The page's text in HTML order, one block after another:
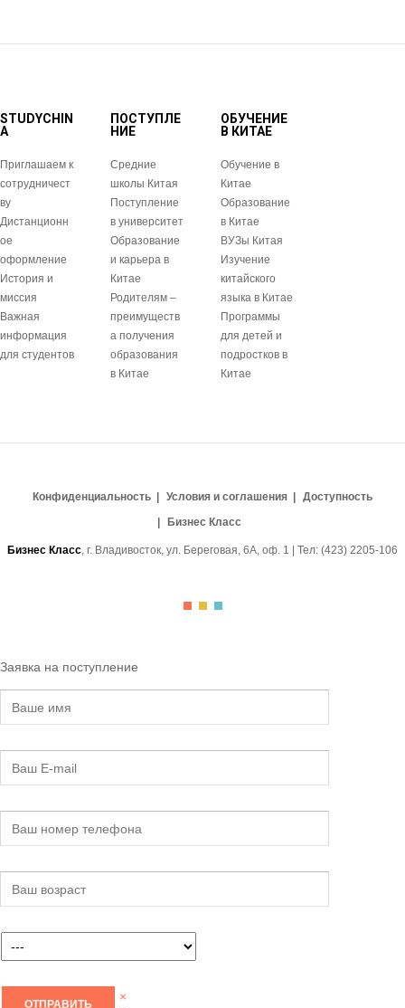
STUDYCHIN
A
Приглашаем к
сотрудничест
ву
Дистанционн
ое
оформление
История и
миссия
Важная
информация
для студентов
ПОСТУПЛЕ
НИЕ
Средние
школы Китая
Поступление
в университет
Образование
и карьера в
Китае
Родителям –
преимуществ
а получения
образования
в Китае
ОБУЧЕНИЕ
В КИТАЕ
Обучение в
Китае
Образование
в Китае
ВУЗы Китая
Изучение
китайского
языка в Китае
Программы
для детей и
подростков в
Китае
Конфиденциальность Условия и соглашения
Доступность
Бизнес Класс
Бизнес Класс, г. Владивосток, ул. Береговая, 6А, оф. 1 | Тел: (423) 2205-106
Заявка на поступление
×